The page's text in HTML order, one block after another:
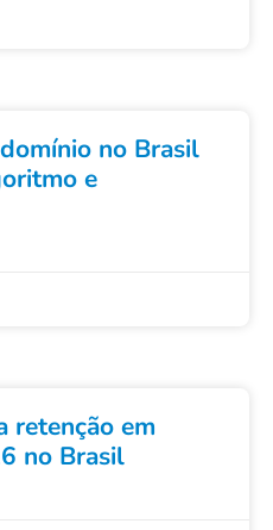
no Brasil
e
retenção em
no Brasil